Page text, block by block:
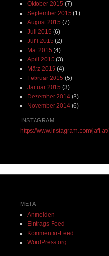
Oktober 2015 (7)
September 2015 (1)
August 2015 (7)
Juli 2015 (6)
Juni 2015 (2)
Mai 2015 (4)
April 2015 (3)
März 2015 (4)
Februar 2015 (5)
Januar 2015 (3)
Dezember 2014(3)
November 2014(6)
INSTAGRAM
https://www.instagram.com/jafi.at/
META
Anmelden
Eintrags-Feed
Kommentar-Feed
WordPress.org